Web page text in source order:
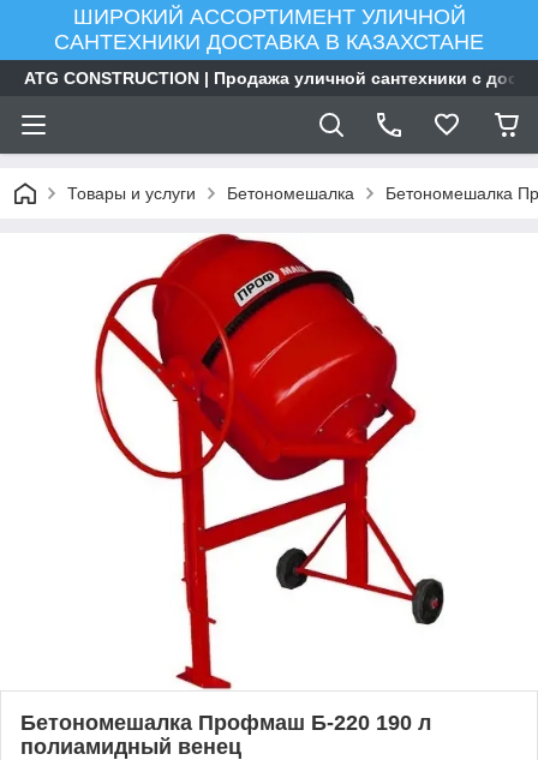
ШИРОКИЙ АССОРТИМЕНТ УЛИЧНОЙ
САНТЕХНИКИ ДОСТАВКА В КАЗАХСТАНЕ
ATG CONSTRUCTION | Продажа уличной сантехники с
Товары и услуги Бетономешалка Бетономешалка
Бетономешалка Профмаш Б-220 190 л
полиамидный венец